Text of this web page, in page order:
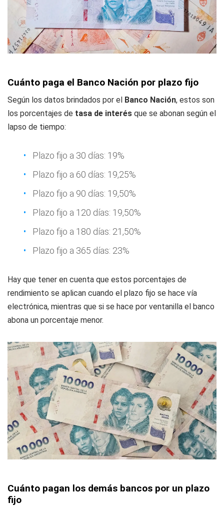
Cuánto paga el Banco Nación por plazo fijo
Según los datos brindados por el Banco Nación, estos son
los porcentajes de tasa de interés que se abonan según el
lapso de tiempo:
Plazo fijo a 30 días: 19%
Plazo fijo a 60 días: 19,25%
Plazo fijo a 90 días: 19,50%
Plazo fijo a 120 días: 19,50%
Plazo fijo a 180 días: 21,50%
Plazo fijo a 365 días: 23%
Hay que tener en cuenta que estos porcentajes de
rendimiento se aplican cuando el plazo fijo se hace vía
electrónica, mientras que si se hace por ventanilla el banco
abona un porcentaje menor.
Cuánto pagan los demás bancos por un plazo
fijo